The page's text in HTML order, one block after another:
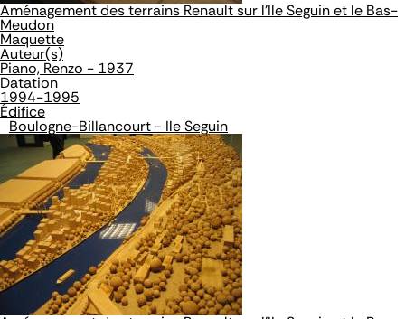
Aménagement des terrains Renault sur l'Ile Seguin et le Bas-
Meudon
Maquette
Auteur(s)
Piano, Renzo - 1937
Datation
1994-1995
Édifice
Boulogne-Billancourt - Ile Seguin